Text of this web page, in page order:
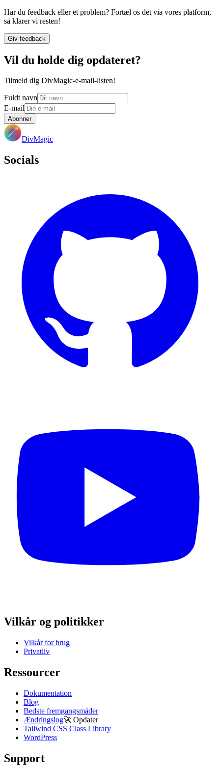
Har du feedback eller et problem? Fortæl os det via vores platform,
så klarer vi resten!
Giv feedback
Vil du holde dig opdateret?
Tilmeld dig DivMagic-e-mail-listen!
Fuldt navn
E-mail
Abonner
DivMagic
Socials
Vilkår og politikker
Vilkår for brug
Privatliv
Ressourcer
Dokumentation
Blog
Bedste fremgangsmåder
Ændringslog🚀 Opdater
Tailwind CSS Class Library
WordPress
Support